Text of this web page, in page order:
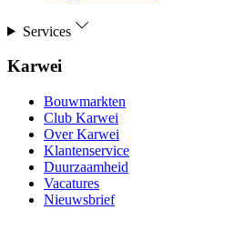
Services
Karwei
Bouwmarkten
Club Karwei
Over Karwei
Klantenservice
Duurzaamheid
Vacatures
Nieuwsbrief